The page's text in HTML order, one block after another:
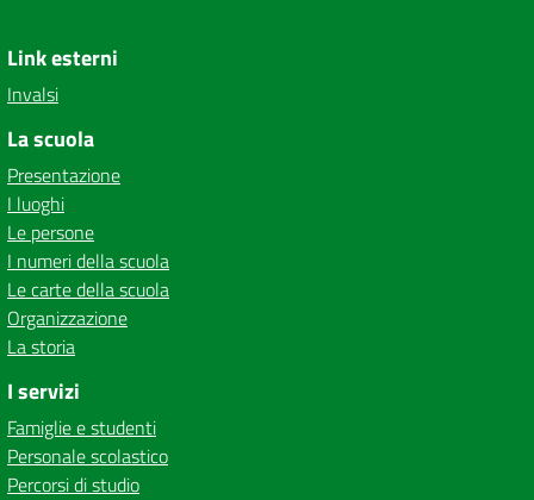
Link esterni
Invalsi
La scuola
Presentazione
I luoghi
Le persone
I numeri della scuola
Le carte della scuola
Organizzazione
La storia
I servizi
Famiglie e studenti
Personale scolastico
Percorsi di studio